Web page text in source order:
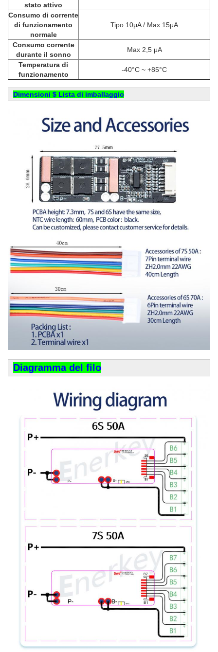
stato attivo
Consumo di corrente
di funzionamento
normale
Tipo 10μA / Max 15μA
Consumo corrente
durante il sonno
Max 2,5 μA
Temperatura di
funzionamento
-40°C ~ +85°C
Dimensioni $ Lista di imballaggio
Diagramma del filo